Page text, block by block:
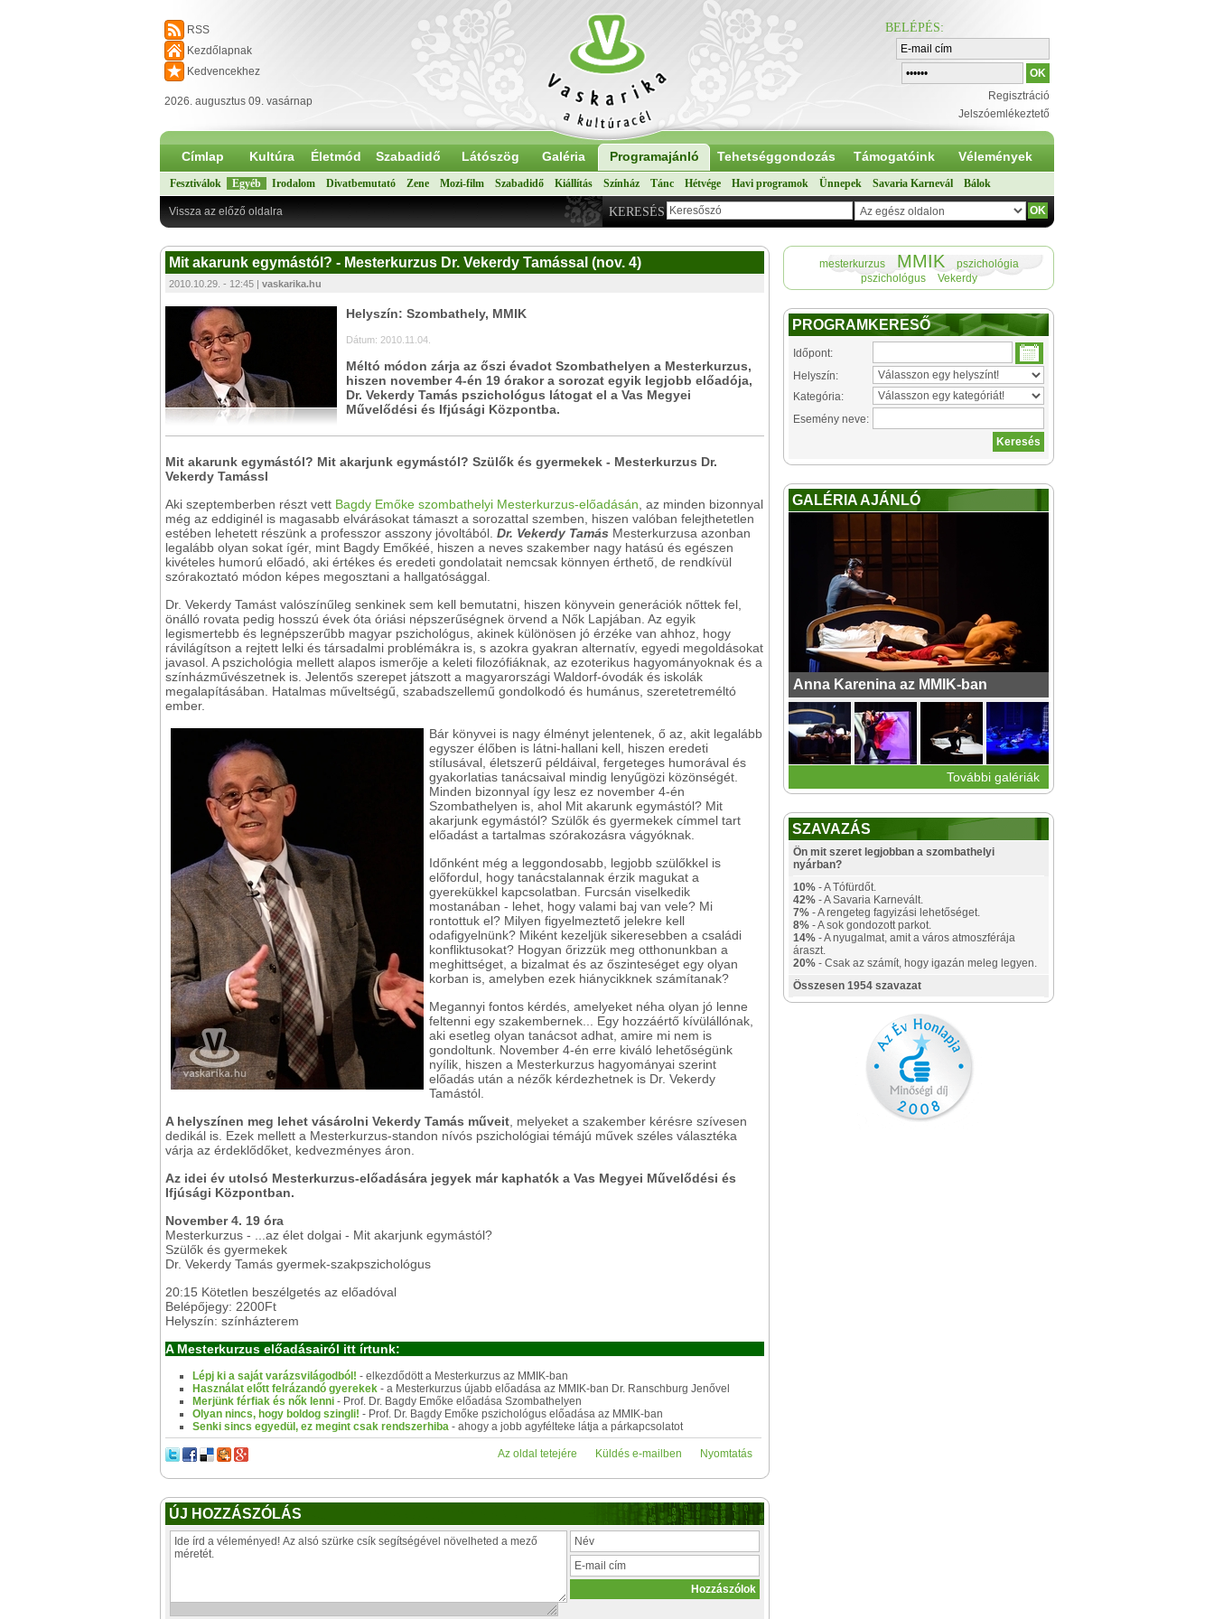
RSS
Kezdőlapnak
Kedvencekhez
2026. augusztus 09. vasárnap
BELÉPÉS:
Regisztráció
Jelszóemlékeztető
Címlap Kultúra Életmód Szabadidő Látószög Galéria Programajánló Tehetséggondozás Támogatóink Vélemények
Fesztiválok Egyéb Irodalom Divatbemutató Zene Mozi-film Szabadidő Kiállítás Színház Tánc Hétvége Havi programok Ünnepek Savaria Karnevál Bálok
KERESÉS
Vissza az előző oldalra
Mit akarunk egymástól? - Mesterkurzus Dr. Vekerdy Tamással (nov. 4)
2010.10.29. - 12:45 | vaskarika.hu
Helyszín: Szombathely, MMIK
Dátum: 2010.11.04.
Méltó módon zárja az őszi évadot Szombathelyen a Mesterkurzus,
hiszen november 4-én 19 órakor a sorozat egyik legjobb előadója,
Dr. Vekerdy Tamás pszichológus látogat el a Vas Megyei
Művelődési és Ifjúsági Központba.
Mit akarunk egymástól? Mit akarjunk egymástól? Szülők és gyermekek - Mesterkurzus Dr.
Vekerdy Tamássl
Aki szeptemberben részt vett Bagdy Emőke szombathelyi Mesterkurzus-előadásán , az minden bizonnyal
még az eddiginél is magasabb elvárásokat támaszt a sorozattal szemben, hiszen valóban felejthetetlen
estében lehetett részünk a professzor asszony jóvoltából. Dr. Vekerdy Tamás Mesterkurzusa azonban
legalább olyan sokat ígér, mint Bagdy Emőkéé, hiszen a neves szakember nagy hatású és egészen
kivételes humorú előadó, aki értékes és eredeti gondolatait nemcsak könnyen érthető, de rendkívül
szórakoztató módon képes megosztani a hallgatósággal.
Dr. Vekerdy Tamást valószínűleg senkinek sem kell bemutatni, hiszen könyvein generációk nőttek fel,
önálló rovata pedig hosszú évek óta óriási népszerűségnek örvend a Nők Lapjában. Az egyik
legismertebb és legnépszerűbb magyar pszichológus, akinek különösen jó érzéke van ahhoz, hogy
rávilágítson a rejtett lelki és társadalmi problémákra is, s azokra gyakran alternatív, egyedi megoldásokat
javasol. A pszichológia mellett alapos ismerője a keleti filozófiáknak, az ezoterikus hagyományoknak és a
színházművészetnek is. Jelentős szerepet játszott a magyarországi Waldorf-óvodák és iskolák
megalapításában. Hatalmas műveltségű, szabadszellemű gondolkodó és humánus, szeretetreméltó
ember.
Bár könyvei is nagy élményt jelentenek, ő az, akit legalább
egyszer élőben is látni-hallani kell, hiszen eredeti
stílusával, életszerű példáival, fergeteges humorával és
gyakorlatias tanácsaival mindig lenyűgözi közönségét.
Minden bizonnyal így lesz ez november 4-én
Szombathelyen is, ahol Mit akarunk egymástól? Mit
akarjunk egymástól? Szülők és gyermekek címmel tart
előadást a tartalmas szórakozásra vágyóknak.
Időnként még a leggondosabb, legjobb szülőkkel is
előfordul, hogy tanácstalannak érzik magukat a
gyerekükkel kapcsolatban. Furcsán viselkedik
mostanában - lehet, hogy valami baj van vele? Mi
rontottuk el? Milyen figyelmeztető jelekre kell
odafigyelnünk? Miként kezeljük sikeresebben a családi
konfliktusokat? Hogyan őrizzük meg otthonunkban a
meghittséget, a bizalmat és az őszinteséget egy olyan
korban is, amelyben ezek hiánycikknek számítanak?
Megannyi fontos kérdés, amelyeket néha olyan jó lenne
feltenni egy szakembernek... Egy hozzáértő kívülállónak,
aki esetleg olyan tanácsot adhat, amire mi nem is
gondoltunk. November 4-én erre kiváló lehetőségünk
nyílik, hiszen a Mesterkurzus hagyományai szerint
előadás után a nézők kérdezhetnek is Dr. Vekerdy
Tamástól.
A helyszínen meg lehet vásárolni Vekerdy Tamás műveit , melyeket a szakember kérésre szívesen
dedikál is. Ezek mellett a Mesterkurzus-standon nívós pszichológiai témájú művek széles választéka
várja az érdeklődőket, kedvezményes áron.
Az idei év utolsó Mesterkurzus-előadására jegyek már kaphatók a Vas Megyei Művelődési és
Ifjúsági Központban.
November 4. 19 óra
Mesterkurzus - ...az élet dolgai - Mit akarjunk egymástól?
Szülők és gyermekek
Dr. Vekerdy Tamás gyermek-szakpszichológus
20:15 Kötetlen beszélgetés az előadóval
Belépőjegy: 2200Ft
Helyszín: színházterem
A Mesterkurzus előadásairól itt írtunk:
Lépj ki a saját varázsvilágodból! - elkezdődött a Mesterkurzus az MMIK-ban
Használat előtt felrázandó gyerekek - a Mesterkurzus újabb előadása az MMIK-ban Dr. Ranschburg Jenővel
Merjünk férfiak és nők lenni - Prof. Dr. Bagdy Emőke előadása Szombathelyen
Olyan nincs, hogy boldog szingli! - Prof. Dr. Bagdy Emőke pszichológus előadása az MMIK-ban
Senki sincs egyedül, ez megint csak rendszerhiba - ahogy a jobb agyfélteke látja a párkapcsolatot
Nyomtatás
Küldés e-mailben
Az oldal tetejére
ÚJ HOZZÁSZÓLÁS
mesterkurzus MMIK
pszichológia
pszichológus
Vekerdy
PROGRAMKERESŐ
Időpont:
Helyszín:
Kategória:
Esemény neve:
GALÉRIA AJÁNLÓ
Anna Karenina az MMIK-ban
További galériák
SZAVAZÁS
Ön mit szeret legjobban a szombathelyi
nyárban?
10% - A Tófürdőt.
42% - A Savaria Karnevált.
7% - A rengeteg fagyizási lehetőséget.
8% - A sok gondozott parkot.
14% - A nyugalmat, amit a város atmoszférája
áraszt.
20% - Csak az számít, hogy igazán meleg legyen.
Összesen 1954 szavazat